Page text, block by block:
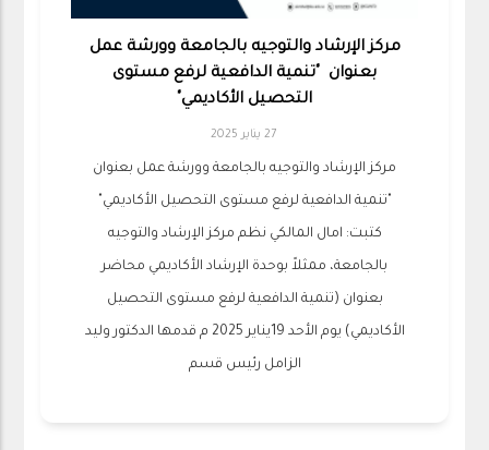
مركز الإرشاد والتوجيه بالجامعة وورشة عمل
بعنوان "تنمية الدافعية لرفع مستوى
التحصيل الأكاديمي"
27 يناير 2025
مركز الإرشاد والتوجيه بالجامعة وورشة عمل بعنوان
"تنمية الدافعية لرفع مستوى التحصيل الأكاديمي"
كتبت: امال المالكي نظم مركز الإرشاد والتوجيه
بالجامعة، ممثلاً بوحدة الإرشاد الأكاديمي محاضر
بعنوان (تنمية الدافعية لرفع مستوى التحصيل
الأكاديمي) يوم الأحد 19يناير 2025 م قدمها الدكتور وليد
الزامل رئيس قسم